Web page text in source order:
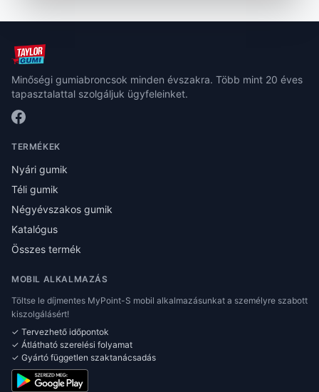
Minőségi gumiabroncsok minden évszakra. Több mint 20 éves
tapasztalattal szolgáljuk ügyfeleinket.
TERMÉKEK
Nyári gumik
Téli gumik
Négyévszakos gumik
Katalógus
Összes termék
MOBIL ALKALMAZÁS
Töltse le díjmentes MyPoint-S mobil alkalmazásunkat a személyre szabott
kiszolgálásért!
✓ Tervezhető időpontok
✓ Átlátható szerelési folyamat
✓ Gyártó független szaktanácsadás